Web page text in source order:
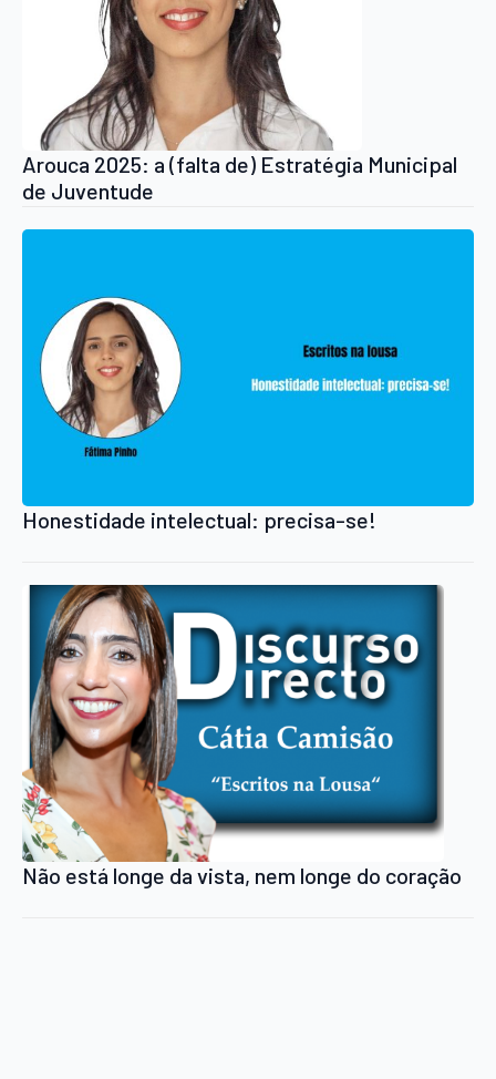
Arouca 2025: a (falta de) Estratégia Municipal
de Juventude
Honestidade intelectual: precisa-se!
Não está longe da vista, nem longe do coração